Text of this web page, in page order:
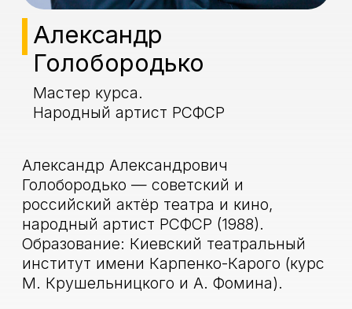
Служил в труппе Крымского русского
драматического театра имени
Горького.
С 1971 года — артист Киевского театра
имени Леси Украинки.
С 1976 года — артист Малого театра.
В 1985 — артист труппы театра им.
Моссовета
Президент Международного
России.
Признание и награды
Орден Почёта (3 марта 2010 года) —
за заслуги в развитии отечественной
культуры и искусства, многолетнюю
плодотворную деятельность
Орден Дружбы (9 сентября 2019
года) — за большой вклад в